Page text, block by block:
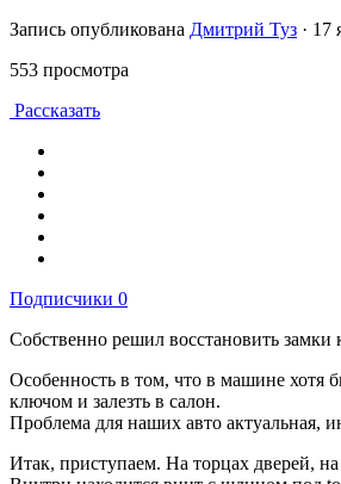
Запись опубликована Дмитрий Туз · 17
553 просмотра
Рассказать
Подписчики 0
Собственно решил восстановить
Особенность в том, что в машине хотя
ключом и залезть в салон.
Проблема для наших авто актуальная,
Итак, приступаем. На торцах дверей,